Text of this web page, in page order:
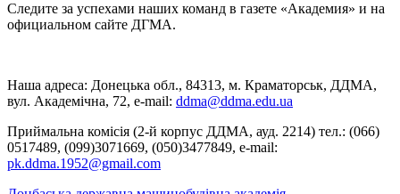
Следите за успехами наших команд в газете «Академия» и на
официальном сайте ДГМА.
Наша адреса: Донецька обл., 84313, м. Краматорськ, ДДМА,
вул. Академічна, 72, е-mail: ddma@ddma.edu.ua
Приймальна комісія (2-й корпус ДДМА, ауд. 2214) тел.: (066)
0517489, (099)3071669, (050)3477849, e-mail:
pk.ddma.1952@gmail.com